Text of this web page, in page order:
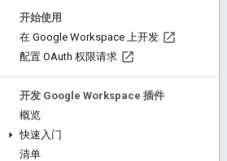
开始使用
在 Google Workspace 上开发
配置 OAuth 权限请求
开发 Google Workspace 插件
概览
快速入门
清单